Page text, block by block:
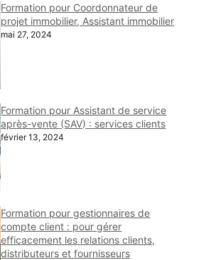
Formation pour Coordonnateur de
projet immobilier, Assistant immobilier
mai 27, 2024
Formation pour Assistant de service
après-vente (SAV) : services clients
février 13, 2024
Formation pour gestionnaires de
compte client : pour gérer
efficacement les relations clients,
distributeurs et fournisseurs